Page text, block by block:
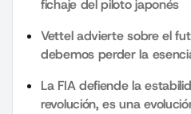
fichaje del piloto japonés
Vettel advierte sobre el
debemos perder la
La FIA defiende la
revolución, es una